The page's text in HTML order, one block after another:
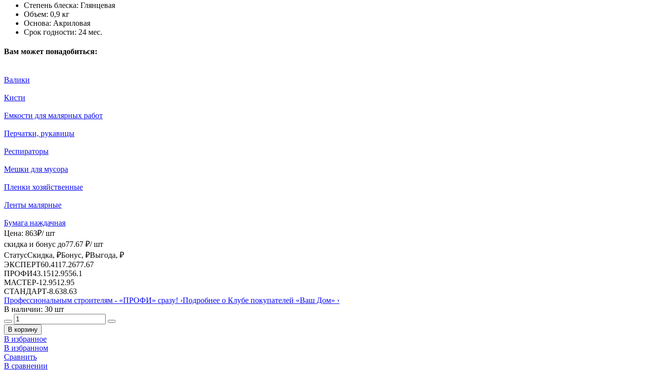
Степень блеска: Глянцевая
Объем: 0,9 кг
Основа: Акриловая
Срок годности: 24 мес.
Вам может понадобиться:
Валики
Кисти
Емкости для малярных работ
Перчатки, рукавицы
Респираторы
Мешки для мусора
Пленки хозяйственные
Ленты малярные
Бумага наждачная
Цена: 863₽/ шт
скидка и бонус до77.67 ₽/ шт
СтатусСкидка, ₽Бонус, ₽Выгода, ₽
ЭКСПЕРТ60.4117.2677.67
ПРОФИ43.1512.9556.1
МАСТЕР-12.9512.95
СТАНДАРТ-8.638.63
Профессиональным строителям - «ПРОФИ» сразу! ›Подробнее о Клубе покупателей «Ваш Дом» ›
В наличии: 30 шт
В корзину
В избранное
В избранном
Сравнить
В сравнении